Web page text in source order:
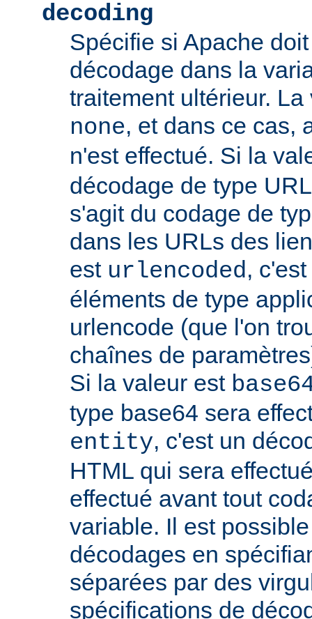
decoding
Spécifie si Apache
décodage dans la
traitement ultérieur.
none, et dans ce cas,
n'est effectué. Si la
décodage de type
s'agit du codage de
dans les URLs des
est urlencoded,
éléments de type
urlencode (que l'on
chaînes de
Si la valeur est
type base64 sera
entity, c'est un
HTML qui sera
effectué avant tout
variable. Il est
décodages en
séparées par des
spécifications de